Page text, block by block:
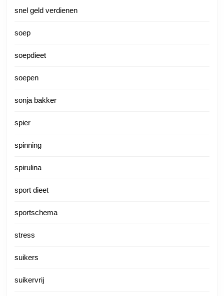
snel geld verdienen
soep
soepdieet
soepen
sonja bakker
spier
spinning
spirulina
sport dieet
sportschema
stress
suikers
suikervrij